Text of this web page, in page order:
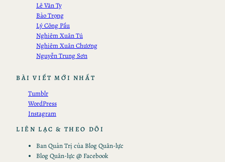
Lê Văn Tỵ
Bảo Trọng
Lý Công Pẩu
Nghiêm Xuân Tú
Nghiêm Xuân Chương
Nguyễn Trung Sơn
BÀI VIẾT MỚI NHẤT
Tumblr
WordPress
Instagram
LIÊN LẠC & THEO DÕI
Ban Quản Trị của Blog Quân-lực
Blog Quân-lực @ Facebook